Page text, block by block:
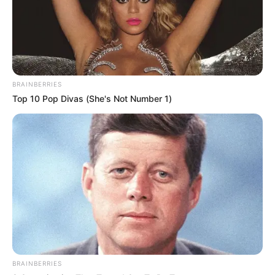
BRAINBERRIES
Top 10 Pop Divas (She's Not Number 1)
BRAINBERRIES